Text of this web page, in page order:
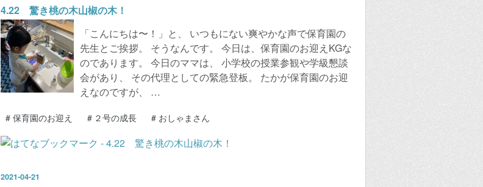
4.22 驚き桃の木山椒の木！
「こんにちは〜！」と、 いつもにない爽やかな声で保育園の
先生とご挨拶。 そうなんです。 今日は、保育園のお迎えKGな
のであります。 今日のママは、 小学校の授業参観や学級懇談
会があり、 その代理としての緊急登板。 たかが保育園のお迎
えなのですが、 …
# 保育園のお迎え # ２号の成長 # おしゃまさん
2021-04-21